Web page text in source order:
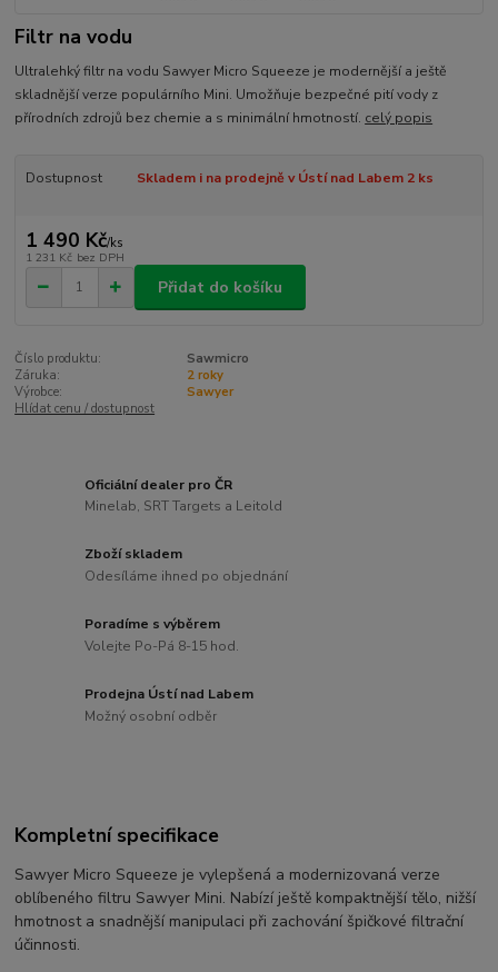
Filtr na vodu
Ultralehký filtr na vodu Sawyer Micro Squeeze je modernější a ještě
skladnější verze populárního Mini. Umožňuje bezpečné pití vody z
přírodních zdrojů bez chemie a s minimální hmotností. celý popis
Dostupnost Skladem i na prodejně v Ústí nad Labem 2 ks
1 490 Kč/ks
1 231 Kč bez DPH
Přidat do košíku
Číslo produktu:
Sawmicro
Záruka:
2 roky
Výrobce:
Sawyer
Hlídat cenu / dostupnost
Oficiální dealer pro ČR
Minelab, SRT Targets a Leitold
Zboží skladem
Odesíláme ihned po objednání
Poradíme s výběrem
Volejte Po-Pá 8-15 hod.
Prodejna Ústí nad Labem
Možný osobní odběr
Kompletní specifikace
Sawyer Micro Squeeze je vylepšená a modernizovaná verze
oblíbeného filtru Sawyer Mini. Nabízí ještě kompaktnější tělo, nižší
hmotnost a snadnější manipulaci při zachování špičkové filtrační
účinnosti.